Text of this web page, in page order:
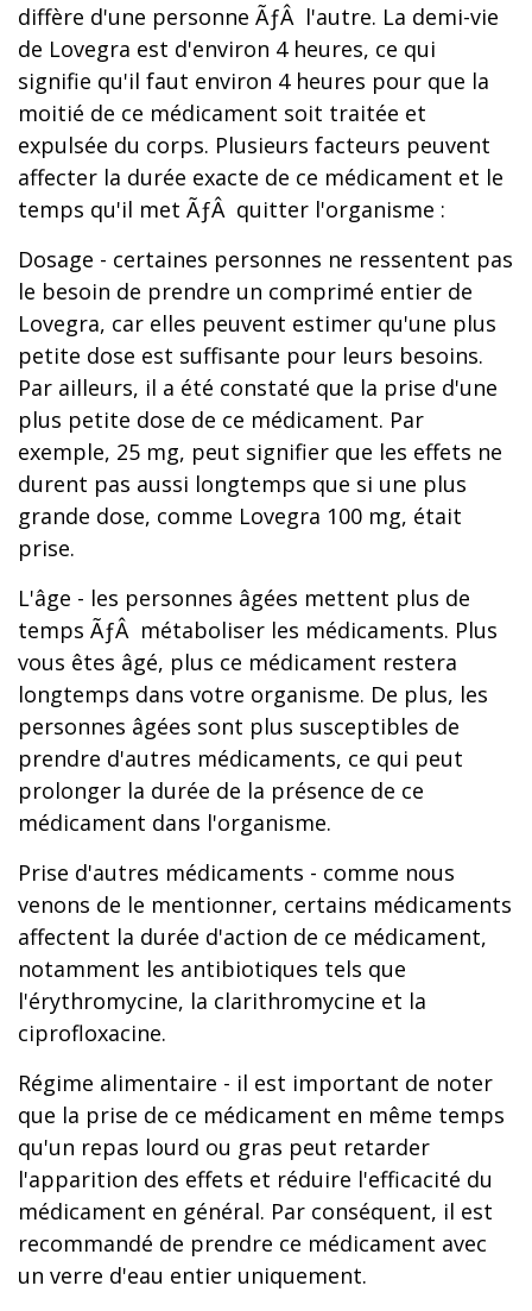
diffère d'une personne ÃƒÂ l'autre. La demi-vie
de Lovegra est d'environ 4 heures, ce qui
signifie qu'il faut environ 4 heures pour que la
moitié de ce médicament soit traitée et
expulsée du corps. Plusieurs facteurs peuvent
affecter la durée exacte de ce médicament et le
temps qu'il met ÃƒÂ quitter l'organisme :
Dosage - certaines personnes ne ressentent pas
le besoin de prendre un comprimé entier de
Lovegra, car elles peuvent estimer qu'une plus
petite dose est suffisante pour leurs besoins.
Par ailleurs, il a été constaté que la prise d'une
plus petite dose de ce médicament. Par
exemple, 25 mg, peut signifier que les effets ne
durent pas aussi longtemps que si une plus
grande dose, comme Lovegra 100 mg, était
prise.
L'âge - les personnes âgées mettent plus de
temps ÃƒÂ métaboliser les médicaments. Plus
vous êtes âgé, plus ce médicament restera
longtemps dans votre organisme. De plus, les
personnes âgées sont plus susceptibles de
prendre d'autres médicaments, ce qui peut
prolonger la durée de la présence de ce
médicament dans l'organisme.
Prise d'autres médicaments - comme nous
venons de le mentionner, certains médicaments
affectent la durée d'action de ce médicament,
notamment les antibiotiques tels que
l'érythromycine, la clarithromycine et la
ciprofloxacine.
Régime alimentaire - il est important de noter
que la prise de ce médicament en même temps
qu'un repas lourd ou gras peut retarder
l'apparition des effets et réduire l'efficacité du
médicament en général. Par conséquent, il est
recommandé de prendre ce médicament avec
un verre d'eau entier uniquement.